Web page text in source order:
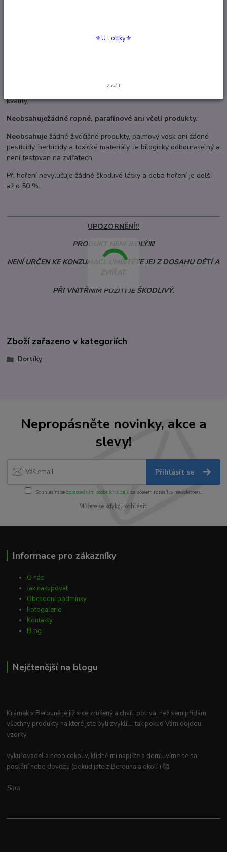
Kompletní specifikace
vypěstovaných 100 % čistých sojových bobů v USA s certifikátem
kvality.
Neobsahuježádné ropné, parafínové ani včelí produkty.
Neobsahuje žádné živočišné produkty, palmový vosk ani žádné
pesticidy, herbicidy a toxické materiály. Je bilogicky odbouratelný a
není testovan na zvířatech.
Při hoření nevylučuje žádné škodlivé látky a doba hoření je delší
až o 50 %.
UPOZORNĚNÍ!!
PRODUKT NENÍ JEDLÝ!!!!
NENÍ URČEN KE KONZUMACI. UMÍSTĚTE JEJ Z DOSAHU DĚTÍ A
PŘI VNITŘNÍM POŽITÍ JE ŠKODLIVÝ.
Zboží zařazeno v kategoriích
Dortíky
Nepropásněte novinky, akce a
slevy!
Přihlásit se
Souhlasím se zpracováním osobních údajůza účelem rozesílky newsletteru.
Můžete se kdykoli odhlásit.
Informace pro zákazníky
O nás
Jak nakupovat
Obchodní podmínky
Fotogalerie
Kontakty
Blog
Nejčtenější na blogu
Krámek v Berouně je již sice zrušený a chvíli potrvá, než sem přidám
všechny produkty na které jste byli zvyklí.... tak pokud Vám dojdou
vzorky
vykuřovadel a nebo cokoliv, klidně mi napište a domluvíme se na
poslání nebo dovozu (pokud jste z Berouna a okolí ) 🥰
Sara
⚜️U Lottky⚜️
Zavřít